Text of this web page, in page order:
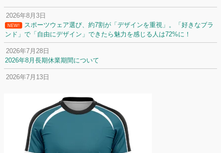
2026年8月3日
NEW!
スポーツウェア選び、約7割が「デザインを重視」。「好きなブラ
ンド」で「自由にデザイン」できたら魅力を感じる人は72%に！
2026年7月28日
2026年8月長期休業期間について
2026年7月13日
名前入りユニフォームで子どもの自信が「プラスになった」と感じた保
護者は約67%！「やや高いと感じたが納得して購入した」と価値を実感
する声も32.7%に！
2026年6月15日